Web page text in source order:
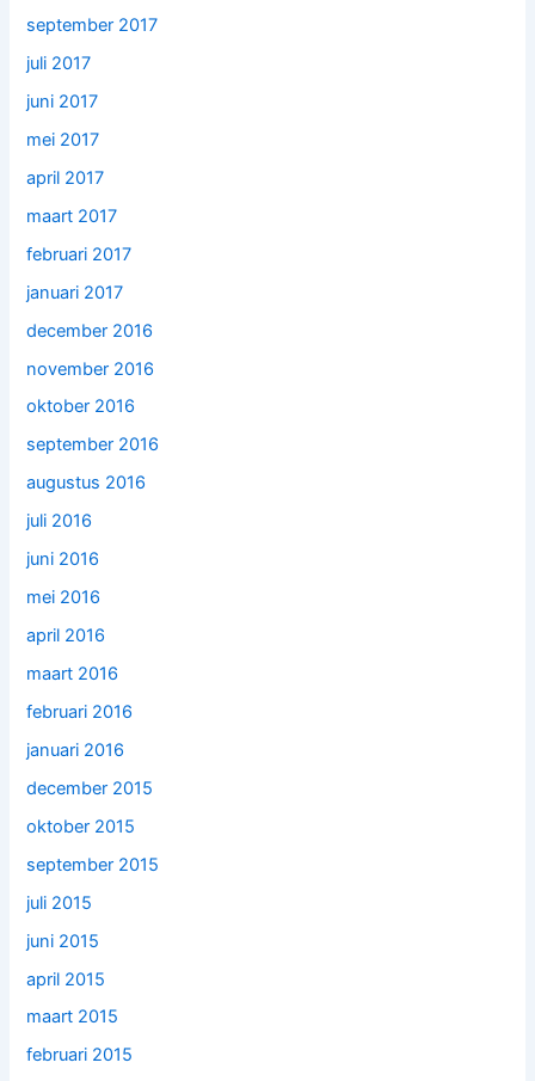
september 2017
juli 2017
juni 2017
mei 2017
april 2017
maart 2017
februari 2017
januari 2017
december 2016
november 2016
oktober 2016
september 2016
augustus 2016
juli 2016
juni 2016
mei 2016
april 2016
maart 2016
februari 2016
januari 2016
december 2015
oktober 2015
september 2015
juli 2015
juni 2015
april 2015
maart 2015
februari 2015